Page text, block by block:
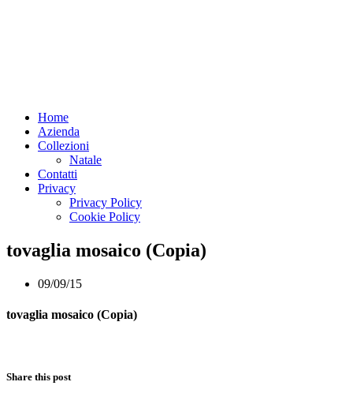
Home
Azienda
Collezioni
Natale
Contatti
Privacy
Privacy Policy
Cookie Policy
tovaglia mosaico (Copia)
09/09/15
tovaglia mosaico (Copia)
Share this post